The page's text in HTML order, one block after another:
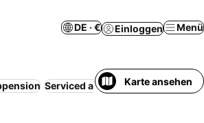
DE · € Einloggen Menü
Serviced apartment Haustiere
Karte ansehen